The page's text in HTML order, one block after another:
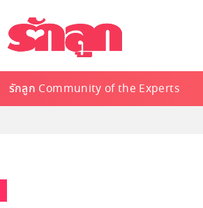
รักลูก Community of the Experts